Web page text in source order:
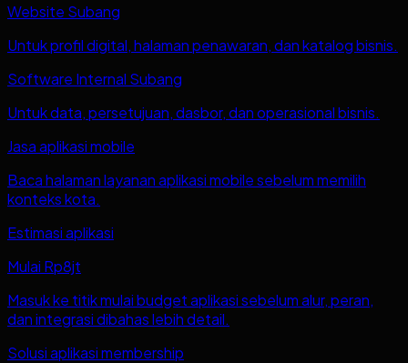
Website Subang
Untuk profil digital, halaman penawaran, dan katalog bisnis.
Software Internal Subang
Untuk data, persetujuan, dasbor, dan operasional bisnis.
Jasa aplikasi mobile
Baca halaman layanan aplikasi mobile sebelum memilih
konteks kota.
Estimasi aplikasi
Mulai Rp8jt
Masuk ke titik mulai budget aplikasi sebelum alur, peran,
dan integrasi dibahas lebih detail.
Solusi aplikasi membership